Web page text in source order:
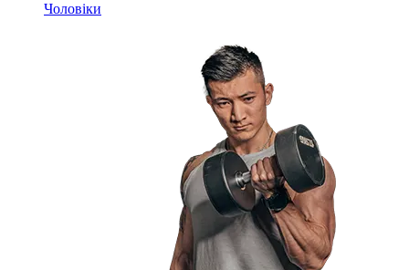
Чоловіки